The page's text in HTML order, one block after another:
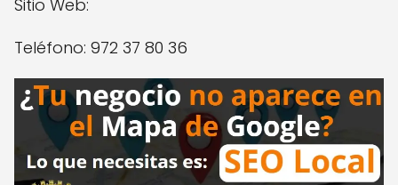
Sitio Web:
Teléfono: 972 37 80 36